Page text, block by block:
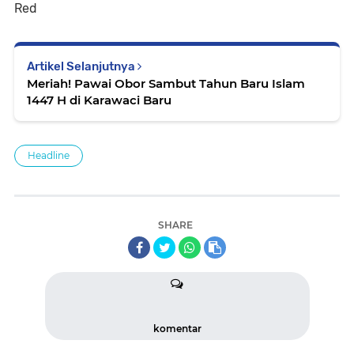
Red
Artikel Selanjutnya
Meriah! Pawai Obor Sambut Tahun Baru Islam
1447 H di Karawaci Baru
Headline
SHARE
komentar